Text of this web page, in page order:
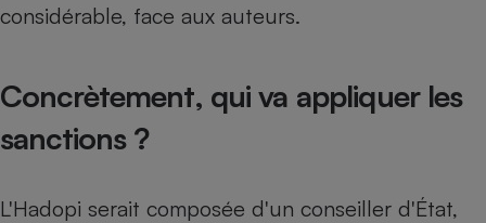
considérable, face aux auteurs.
Concrètement, qui va appliquer les
sanctions ?
L'Hadopi serait composée d'un conseiller d'État,